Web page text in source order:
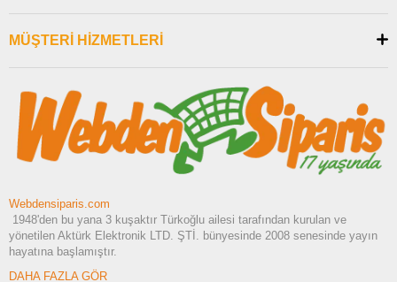
MÜŞTERİ HİZMETLERİ
Webdensiparis.com
1948'den bu yana 3 kuşaktır Türkoğlu ailesi tarafından kurulan ve
yönetilen Aktürk Elektronik LTD. ŞTİ. bünyesinde 2008 senesinde yayın
hayatına başlamıştır.
DAHA FAZLA GÖR